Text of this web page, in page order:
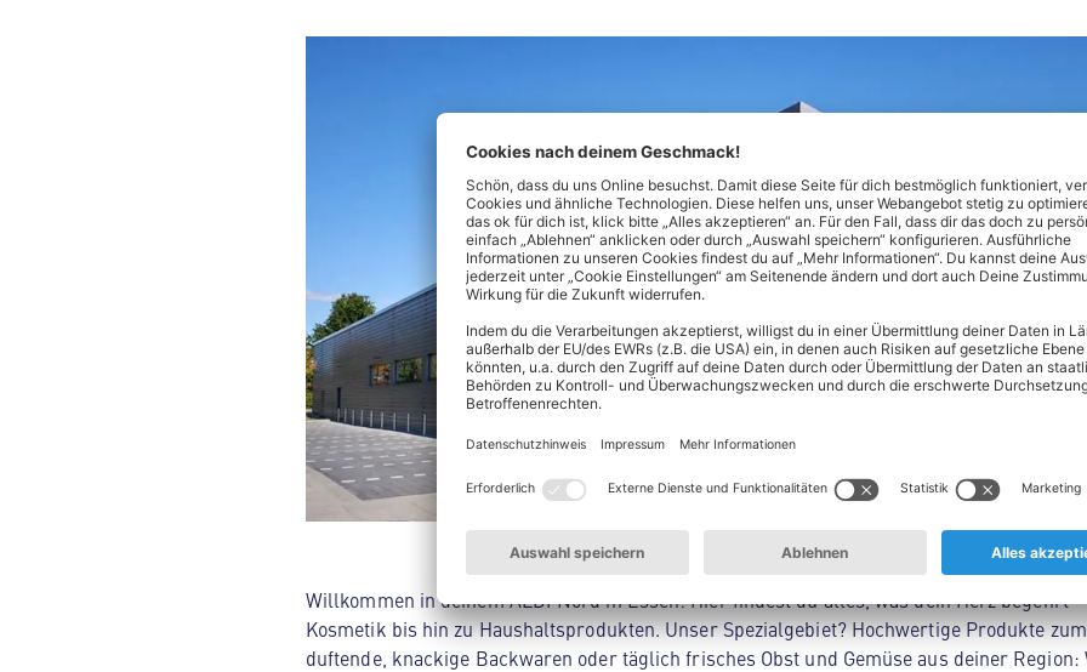
Willkommen in deinem ALDI Nord in Essen! Hier findest du alles, was dein Herz begehrt
Kosmetik bis hin zu Haushaltsprodukten. Unser Spezialgebiet? Hochwertige Produkte
duftende, knackige Backwaren oder täglich frisches Obst und Gemüse aus deiner